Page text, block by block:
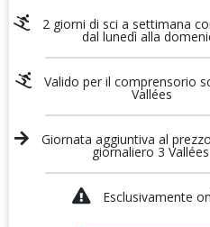
2 giorni di sci a settimana
dal lunedì alla
Valido per il comprensorio
Vallées
Giornata aggiuntiva al
giornaliero 3 Vallées
Esclusivamente